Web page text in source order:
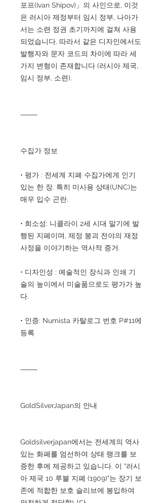
포프(Ivan Shipov)」의 사인으로, 이것
은 러시아 제정부터 임시 정부, 나아가
서는 소련 정권 초기까지에 걸쳐 사용
되었습니다. 따라서 같은 디자인에서도
발행자와 문자 코드의 차이에 따라 세
가지 변형이 존재합니다 (러시아 제국,
임시 정부, 소련).
⸻
수집가 정보
• 평가 : 전세계 지폐 수집가에게 인기
있는 한 장. 특히 미사용 상태(UNC)는
매우 입수 곤란.
• 희소성: 니콜라이 2세 시대 말기에 발
행된 지폐이며, 제정 붕괴 전야의 재정
사정을 이야기하는 역사적 증거.
• 디자인성 : 예술적인 장식과 인쇄 기
술의 높이에서 미술품으로도 평가가 높
다.
• 인증: Numista 카탈로그 번호 P#11에
등록
⸻
GoldSilverJapan의 안내
Goldsilverjapan에서는 전세계의 역사
있는 화폐를 엄선하여 상태 랭크를 보
증한 후에 제공하고 있습니다. 이 "러시
아 제국 10 루블 지폐 (1909)"는 장기 보
존에 적합한 보호 슬리브에 봉입하여